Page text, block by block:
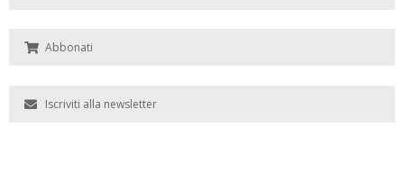
Abbonati
Iscriviti alla newsletter